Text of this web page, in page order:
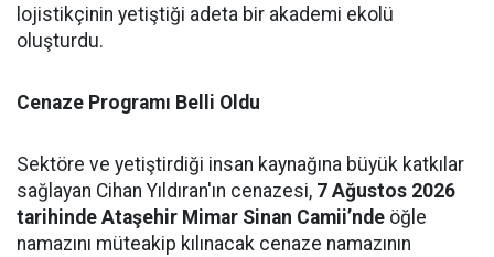
lojistikçinin yetiştiği adeta bir akademi ekolü
oluşturdu.
Cenaze Programı Belli Oldu
Sektöre ve yetiştirdiği insan kaynağına büyük katkılar
sağlayan Cihan Yıldıran'ın cenazesi, 7 Ağustos 2026
tarihinde Ataşehir Mimar Sinan Camii’nde öğle
namazını müteakip kılınacak cenaze namazının